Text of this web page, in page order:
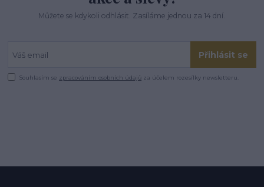
Můžete se kdykoli odhlásit. Zasíláme jednou za 14 dní.
Přihlásit se
Souhlasím se zpracováním osobních údajů za účelem rozesílky newsletteru.